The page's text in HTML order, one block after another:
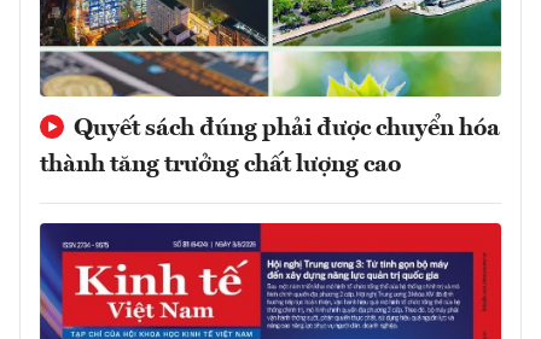
Quyết sách đúng phải được chuyển hóa
thành tăng trưởng chất lượng cao